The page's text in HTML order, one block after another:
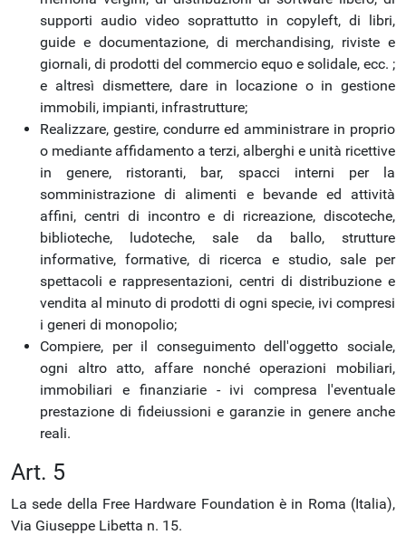
supporti audio video soprattutto in copyleft, di libri,
guide e documentazione, di merchandising, riviste e
giornali, di prodotti del commercio equo e solidale, ecc. ;
e altresì dismettere, dare in locazione o in gestione
immobili, impianti, infrastrutture;
Realizzare, gestire, condurre ed amministrare in proprio
o mediante affidamento a terzi, alberghi e unità ricettive
in genere, ristoranti, bar, spacci interni per la
somministrazione di alimenti e bevande ed attività
affini, centri di incontro e di ricreazione, discoteche,
biblioteche, ludoteche, sale da ballo, strutture
informative, formative, di ricerca e studio, sale per
spettacoli e rappresentazioni, centri di distribuzione e
vendita al minuto di prodotti di ogni specie, ivi compresi
i generi di monopolio;
Compiere, per il conseguimento dell'oggetto sociale,
ogni altro atto, affare nonché operazioni mobiliari,
immobiliari e finanziarie - ivi compresa l'eventuale
prestazione di fideiussioni e garanzie in genere anche
reali.
Art. 5
La sede della Free Hardware Foundation è in Roma (Italia),
Via Giuseppe Libetta n. 15.